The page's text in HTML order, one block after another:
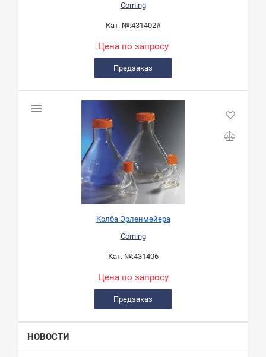
Corning
Кат. №:431402#
Цена по запросу
Предзаказ
Колба Эрленмейера
Corning
Кат. №:431406
Цена по запросу
Предзаказ
НОВОСТИ